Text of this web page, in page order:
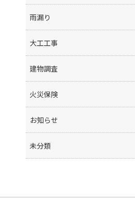
雨漏り
大工工事
建物調査
火災保険
お知らせ
未分類